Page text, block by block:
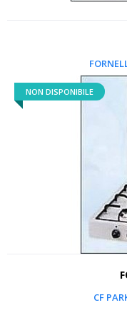
NON DISPONIBILE
CF